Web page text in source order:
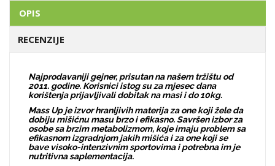
OPIS
RECENZIJE
Najprodavaniji gejner, prisutan na našem tržištu od
2011. godine. Korisnici istog su za mjesec dana
korištenja prijavljivali dobitak na masi i do 10kg.
Mass Up je izvor hranljivih materija za one koji žele da
dobiju mišićnu masu brzo i efikasno. Savršen izbor za
osobe sa brzim metabolizmom, koje imaju problem sa
efikasnom izgradnjom jakih mišića i za one koji se
bave visoko-intenzivnim sportovima i potrebna im je
nutritivna saplementacija.